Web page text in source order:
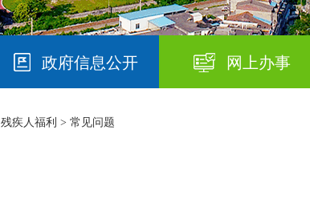
政府信息公开 网上办事
残疾人福利 > 常见问题